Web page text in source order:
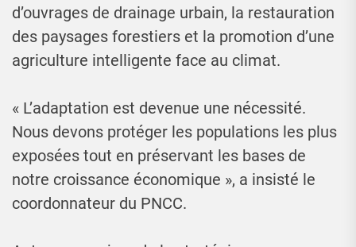
d’ouvrages de drainage urbain, la restauration
des paysages forestiers et la promotion d’une
agriculture intelligente face au climat.
« L’adaptation est devenue une nécessité.
Nous devons protéger les populations les plus
exposées tout en préservant les bases de
notre croissance économique », a insisté le
coordonnateur du PNCC.